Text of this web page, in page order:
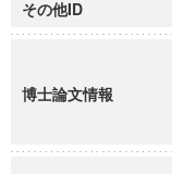
その他ID
博士論文情報